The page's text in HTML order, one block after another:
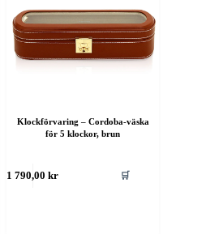
Klockförvaring – Cordoba-väska
för 5 klockor, brun
1 790,00kr 🛒